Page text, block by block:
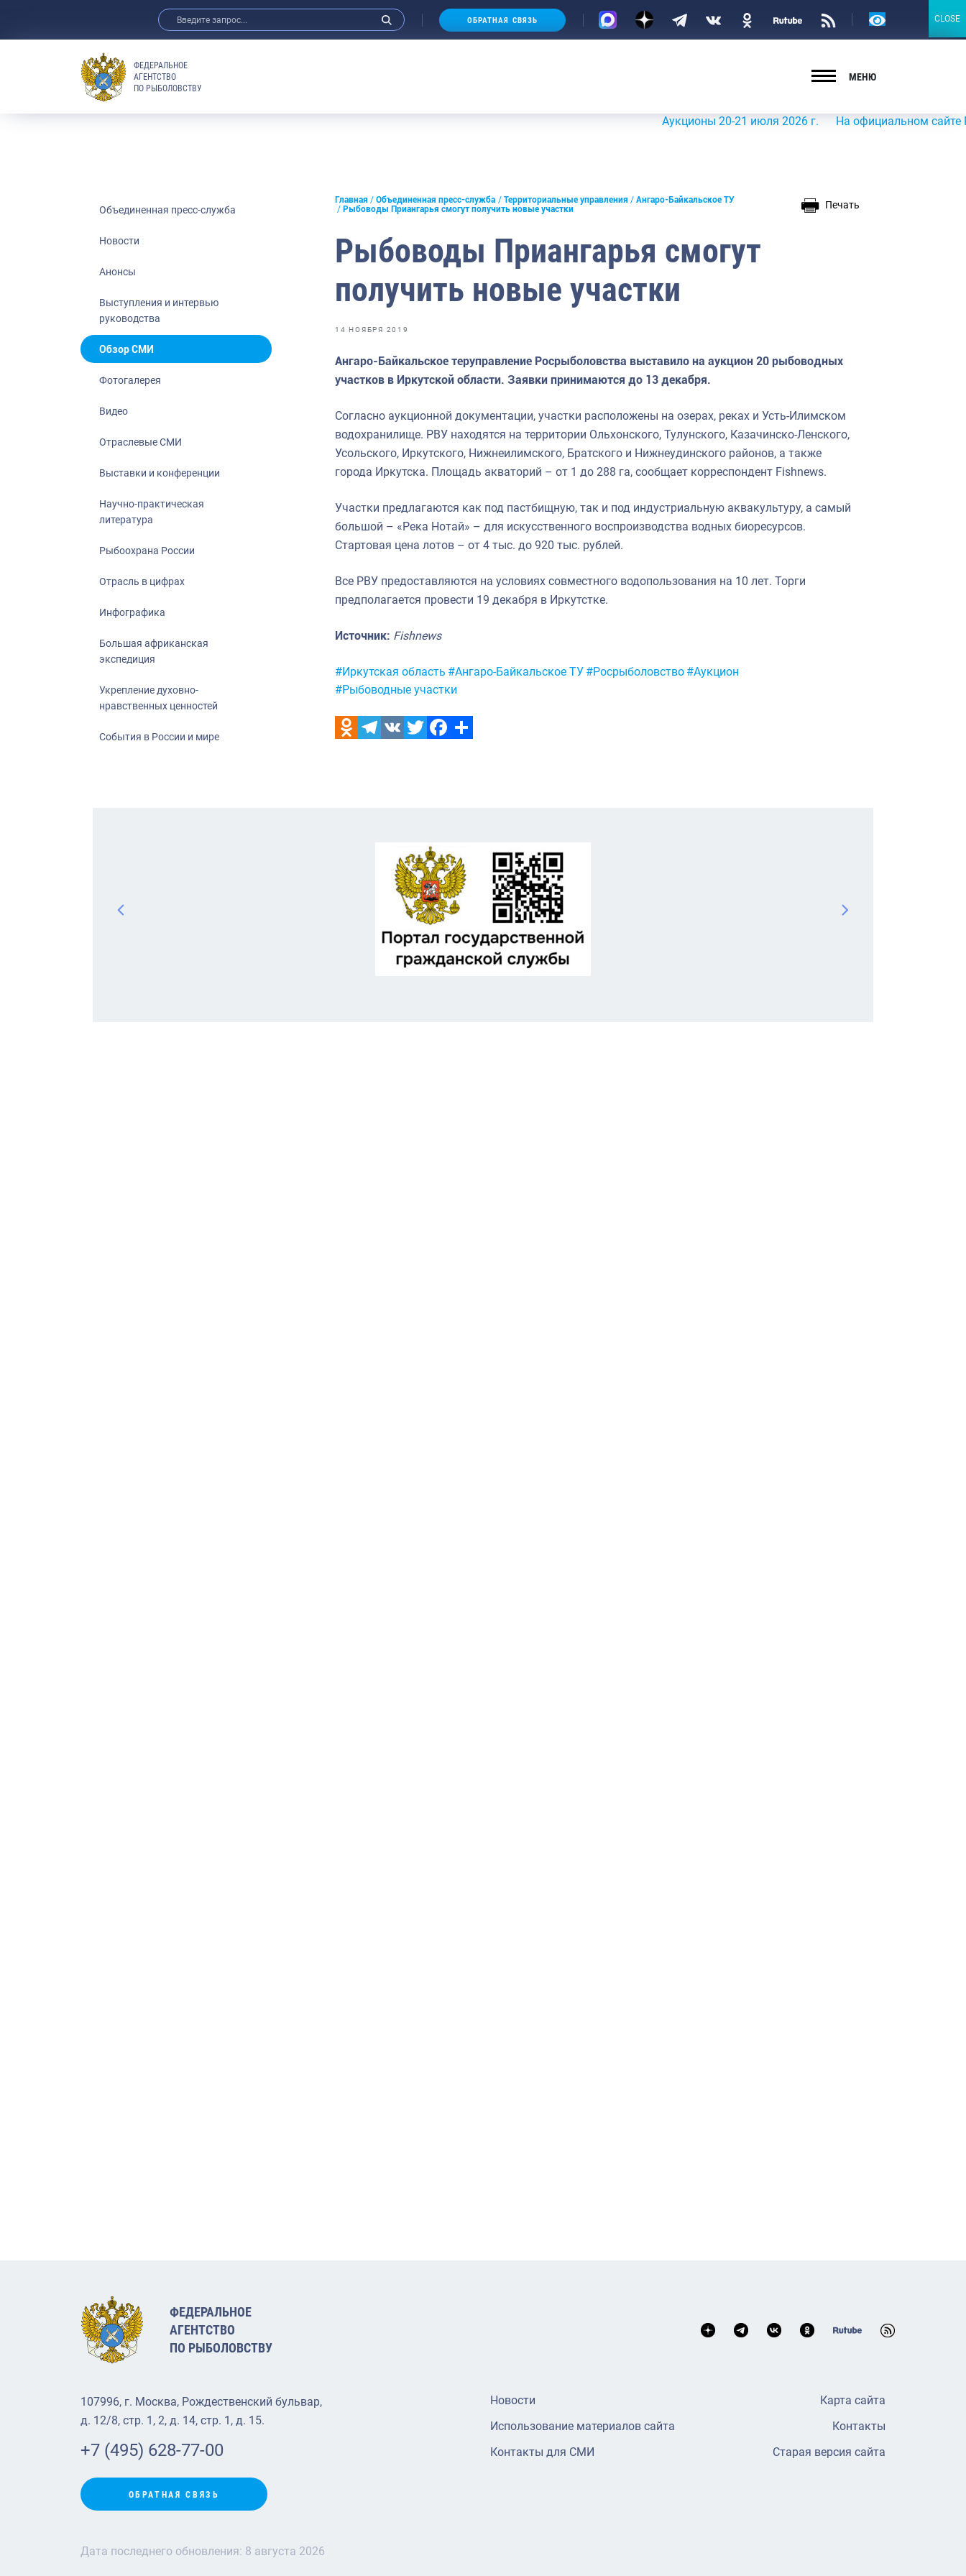
Анонсы
Выставки и конференции
Рыбоохрана России
Инфографика
Большая африканская экспедиция
ОБРАТНАЯ СВЯЗЬ
Версия
ФЕДЕРАЛЬНОЕ
АГЕНТСТВО
ПО РЫБОЛОВСТВУ
МЕНЮ
Аукционы 20-21 июля 2026 г. На официальном сайте
Объединенная пресс-служба
Новости
Анонсы
Выступления и интервью
руководства
Обзор СМИ
Фотогалерея
Видео
Отраслевые СМИ
Выставки и конференции
Научно-практическая
литература
Рыбоохрана России
Отрасль в цифрах
Инфографика
Большая африканская
экспедиция
Укрепление духовно-
нравственных ценностей
События в России и мире
Главная Объединенная пресс-служба Территориальные управления
Ангаро-Байкальское ТУ
Рыбоводы Приангарья смогут получить новые участки
Печать
Рыбоводы Приангарья смогут
получить новые участки
14 НОЯБРЯ 2019
Ангаро-Байкальское теруправление Росрыболовства выставило на аукцион 20 рыбоводных
участков в Иркутской области. Заявки принимаются до 13 декабря.
Согласно аукционной документации, участки расположены на озерах, реках и Усть-Илимском
водохранилище. РВУ находятся на территории Ольхонского, Тулунского, Казачинско-Ленского,
Усольского, Иркутского, Нижнеилимского, Братского и Нижнеудинского районов, а также
города Иркутска. Площадь акваторий – от 1 до 288 га, сообщает корреспондент Fishnews.
Участки предлагаются как под пастбищную, так и под индустриальную аквакультуру, а самый
большой – «Река Нотай» – для искусственного воспроизводства водных биоресурсов.
Стартовая цена лотов – от 4 тыс. до 920 тыс. рублей.
Все РВУ предоставляются на условиях совместного водопользования на 10 лет. Торги
предполагается провести 19 декабря в Иркутстке.
Источник: Fishnews
Метки:
#Иркутская область #Ангаро-Байкальское ТУ #Росрыболовство #Аукцион
#Рыбоводные участки
ФЕДЕРАЛЬНОЕ
АГЕНТСТВО
ПО РЫБОЛОВСТВУ
107996, г. Москва, Рождественский бульвар,
д. 12/8, стр. 1, 2, д. 14, стр. 1, д. 15.
+7 (495) 628-77-00
ОБРАТНАЯ СВЯЗЬ
Новости
Использование материалов сайта
Контакты для СМИ
Карта сайта
Контакты
Старая версия сайта
Дата последнего обновления: 8 августа 2026
CLOSE
CLOSE